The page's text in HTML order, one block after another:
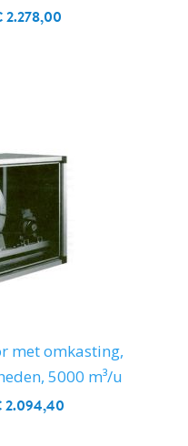
2.278,00
met omkasting,
5000 m³/u
2.094,40